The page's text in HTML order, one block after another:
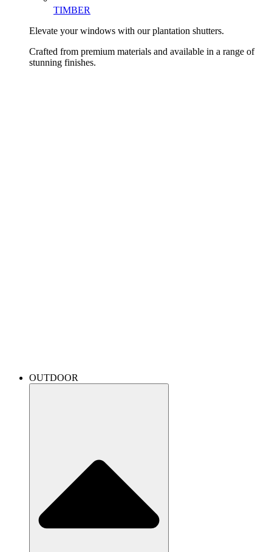
TIMBER
Elevate your windows with our plantation shutters.
Crafted from premium materials and available in a range of
stunning finishes.
OUTDOOR